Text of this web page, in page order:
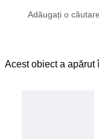
Acest obiect a apărut